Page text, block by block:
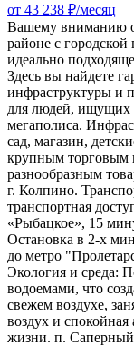
от 43 238 ₽/месяц
Вашeму внимaнию
районе с
идеально
Здесь вы найдете
инфраструктуры и
для людей, ищущих
мегаполиса.
сад, магазин,
крупным торговым
разнообразным
г. Колпино.
транспортная
«Рыбацкое», 15
Остановка в 2-х
до метро
Экология и среда:
водоемами, что
свежем воздухе,
воздух и
жизни. п. Саперный